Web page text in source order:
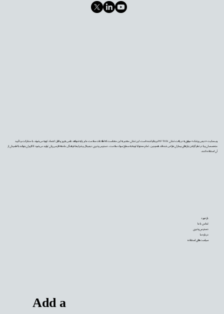
Add a
وب‌سایت «دیجی‌پزشک» موفق به دریافت نشان PIF TICK بریتانیا شده است. این نشان معتبر به این معناست که اطلاعات سلامت ما بر پایه شواهد علمی به‌روز و قابل اعتماد تهیه می‌شوند، با مشارکت و تأیید
متخصصان و با در نظر گرفتن نیازهای بیماران طراحی شده‌اند. همچنین، تمام محتوا با توجه به سطح سواد سلامت، دسترس‌پذیری دیجیتال و شرایط فرهنگی جامعه فارسی‌زبان تولید می‌شود تا کاربران بتوانند با اطمینان از
آن استفاده کنند.
بازخورد
تماس با ما
دسترس‌پذیری
درباره ما
سیاست‌های استفاده